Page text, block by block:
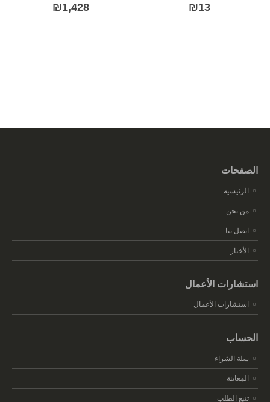
₪13
₪1,428
الصفحات
الرئيسية
من نحن
اتصل بنا
الأخبار
استشارات الأعمال
استشارات الأعمال
الحساب
سلة الشراء
المعاينة
تتبع الطلب